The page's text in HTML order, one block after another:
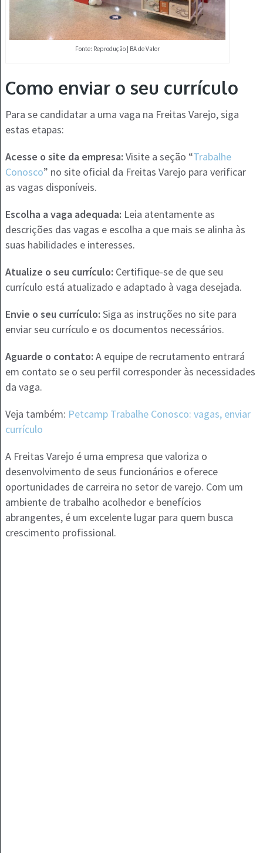
Fonte: Reprodução | BA de Valor
Como enviar o seu currículo
Para se candidatar a uma vaga na Freitas Varejo, siga
estas etapas:
Acesse o site da empresa: Visite a seção “Trabalhe
Conosco” no site oficial da Freitas Varejo para verificar
as vagas disponíveis.
Escolha a vaga adequada: Leia atentamente as
descrições das vagas e escolha a que mais se alinha às
suas habilidades e interesses.
Atualize o seu currículo: Certifique-se de que seu
currículo está atualizado e adaptado à vaga desejada.
Envie o seu currículo: Siga as instruções no site para
enviar seu currículo e os documentos necessários.
Aguarde o contato: A equipe de recrutamento entrará
em contato se o seu perfil corresponder às necessidades
da vaga.
Veja também: Petcamp Trabalhe Conosco: vagas, enviar
currículo
A Freitas Varejo é uma empresa que valoriza o
desenvolvimento de seus funcionários e oferece
oportunidades de carreira no setor de varejo. Com um
ambiente de trabalho acolhedor e benefícios
abrangentes, é um excelente lugar para quem busca
crescimento profissional.